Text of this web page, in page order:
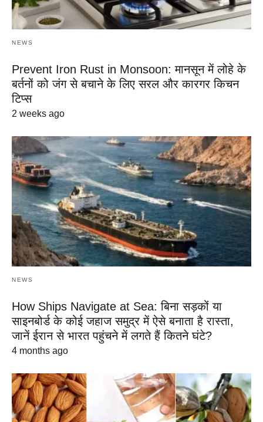
NEWS
Prevent Iron Rust in Monsoon: मानसून में लोहे के
बर्तनों को जंग से बचाने के लिए सरल और कारगर किचन
टिप्स
2 weeks ago
NEWS
How Ships Navigate at Sea: बिना सड़कों या
साइनबोर्ड के कोई जहाज समुद्र में ऐसे बनाता है रास्ता,
जानें ईरान से भारत पहुंचने में लगते हैं कितने घंटे?
4 months ago